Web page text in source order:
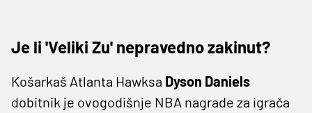
Je li 'Veliki Zu' nepravedno zakinut?
Košarkaš Atlanta Hawksa Dyson Daniels
dobitnik je ovogodišnje NBA nagrade za igrača